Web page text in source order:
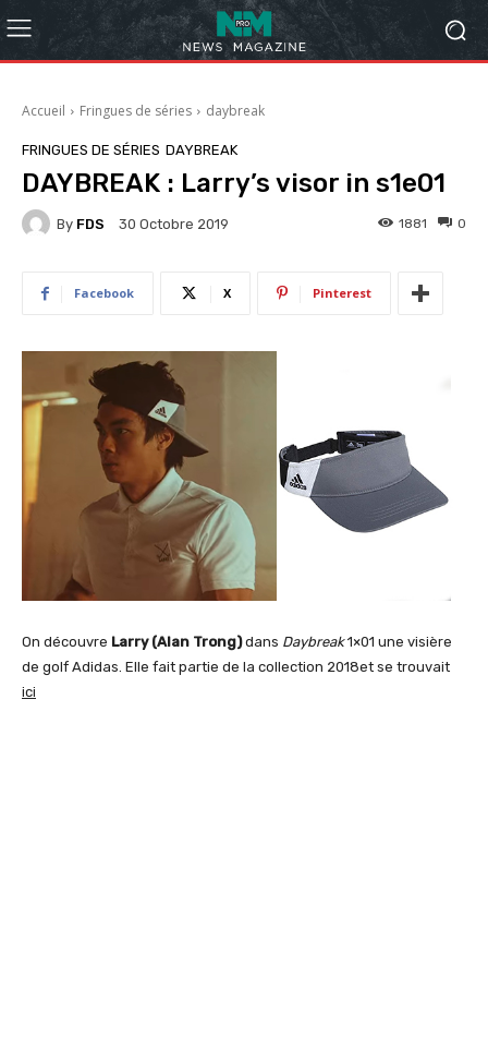
Accueil Fringues de séries daybreak
FRINGUES DE SÉRIES DAYBREAK
DAYBREAK : Larry’s visor in s1e01
By FDS 30 Octobre 2019 0
1881
Facebook X Pinterest
On découvre Larry (Alan Trong)dans Daybreak1×01 une visière
de golf Adidas. Elle fait partie de la collection 2018et se trouvait
ici